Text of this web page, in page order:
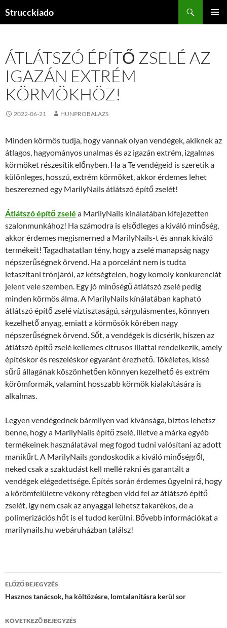
Strucckiado
ÁTLÁTSZÓ ÉPÍTŐ ZSELÉ AZ
IGAZÁN EXTRÉM
KÖRMÖKHÖZ!
2022-06-21 HUNPROBALAZS
Minden körmös tudja, hogy vannak olyan vendégek, akiknek az
átlagos, hagyományos unalmas és az igazán extrém, izgalmas
körmöket részesítik előnyben. Ha a Te vendégeid is szeretik a
különleges, hosszú, extrém körmöket, akkor érdemes lehet
beszerezned egy MarilyNails átlátszó építő zselét!
Átlátszó építő zselé a MarilyNails kínálatában kifejezetten
szalonmunkához! Ha számodra is elsődleges a kiváló minőség,
akkor érdemes megismerned a MarilyNails-t és annak kiváló
termékeit! Tagadhatatlan tény, hogy a zselé manapság nagy
népszerűségnek örvend. Ha a porcelánt nem is tudta
letaszítani trónjáról, az kétségtelen, hogy komoly konkurenciát
jelent vele szemben. Egy jó minőségű átlátszó zselé pedig
minden körmös álma. A MarilyNails kínálatában kapható
átlátszó építő zselé víztisztaságú, sárgulásmentes, könnyen
kezelhető anyag, emiatt a körmösök körében nagy
népszerűségnek örvend. Sőt, a vendégek is dicsérik, hiszen az
átlátszó építő zselé kellemes citrusos illattal rendelkezik, amely
építéskor és reszeléskor egyaránt érezhető. Tökéletes, kissé
sűrű állagának köszönhetően könnyen kezelhető és extrém
körömformák, valamint hosszabb körmök kialakítására is
alkalmas.
Legyen vendégednek bármilyen vad kívánsága, biztos lehetsz
benne, hogy a MarilyNails építő zselé, illetve a márka egyéb
termékeinek használatával meg fogod tudni valósítani az adott
manikűrt. A MarilyNails gondoskodik a kiváló minőségről,
neked csak a szaktudást kell mellé rakni és garantált a
vendégek elégedettsége. Építés során érdemes ügyelni rá, hogy
a körömfelületre vékony rétegben vidd fel az átlátszó építő
zselét, így nem csak az anyaggal lehetsz takarékos, de a
polimerizációs hőt is el tudod kerülni. Bővebb információkat a
marilynails.hu webáruházban találsz!
Bejegyzések
navigációja
ELŐZŐ BEJEGYZÉS
Hasznos tanácsok, ha költözésre, lomtalanításra kerül sor
KÖVETKEZŐ BEJEGYZÉS